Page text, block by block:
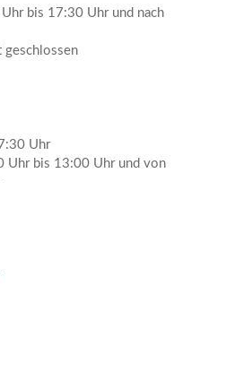
bis 17:30 Uhr und nach
geschlossen
Uhr
Uhr bis 13:00 Uhr und von